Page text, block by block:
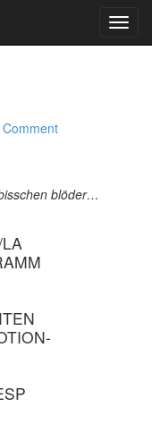
blöder…